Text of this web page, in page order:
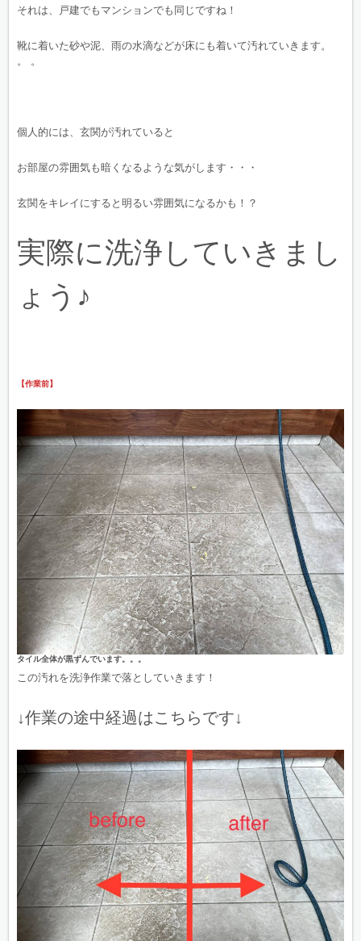
それは、戸建でもマンションでも同じですね！
靴に着いた砂や泥、雨の水滴などが床にも着いて汚れていきます。
。 。
個人的には、玄関が汚れていると
お部屋の雰囲気も暗くなるような気がします・・・
玄関をキレイにすると明るい雰囲気になるかも！？
実際に洗浄していきまし
ょう♪
【作業前】
タイル全体が黒ずんでいます。。。
この汚れを洗浄作業で落としていきます！
↓作業の途中経過はこちらです↓